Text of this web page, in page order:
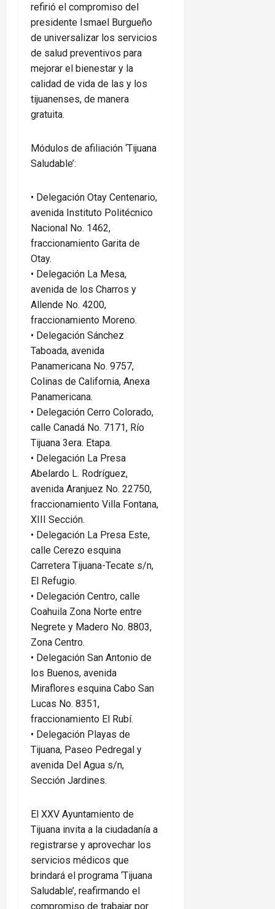
refirió el compromiso del
presidente Ismael Burgueño
de universalizar los servicios
de salud preventivos para
mejorar el bienestar y la
calidad de vida de las y los
tijuanenses, de manera
gratuita.
Módulos de afiliación ‘Tijuana
Saludable’:
•⁠ ⁠Delegación Otay Centenario,
avenida Instituto Politécnico
Nacional No. 1462,
fraccionamiento Garita de
Otay.
•⁠ ⁠Delegación La Mesa,
avenida de los Charros y
Allende No. 4200,
fraccionamiento Moreno.
•⁠ ⁠Delegación Sánchez
Taboada, avenida
Panamericana No. 9757,
Colinas de California, Anexa
Panamericana.
•⁠ ⁠Delegación Cerro Colorado,
calle Canadá No. 7171, Río
Tijuana 3era. Etapa.
•⁠ ⁠Delegación La Presa
Abelardo L. Rodríguez,
avenida Aranjuez No. 22750,
fraccionamiento Villa Fontana,
XIII Sección.
•⁠ ⁠Delegación La Presa Este,
calle Cerezo esquina
Carretera Tijuana-Tecate s/n,
El Refugio.
•⁠ ⁠Delegación Centro, calle
Coahuila Zona Norte entre
Negrete y Madero No. 8803,
Zona Centro.
•⁠ ⁠Delegación San Antonio de
los Buenos, avenida
Miraflores esquina Cabo San
Lucas No. 8351,
fraccionamiento El Rubí.
•⁠ ⁠Delegación Playas de
Tijuana, Paseo Pedregal y
avenida Del Agua s/n,
Sección Jardines.
El XXV Ayuntamiento de
Tijuana invita a la ciudadanía a
registrarse y aprovechar los
servicios médicos que
brindará el programa ‘Tijuana
Saludable’, reafirmando el
compromiso de trabajar por